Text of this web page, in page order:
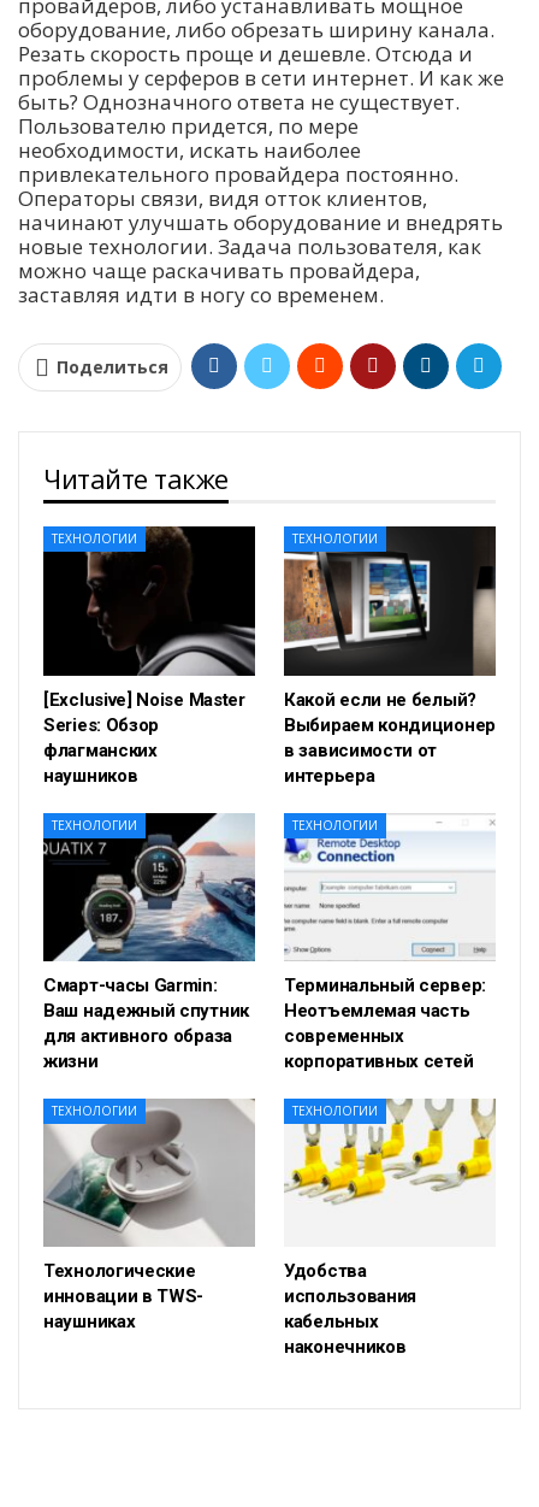
оборудование, либо обрезать ширину канала.
Резать скорость проще и дешевле. Отсюда и
проблемы у серферов в сети интернет. И как же
быть? Однозначного ответа не существует.
Пользователю придется, по мере
необходимости, искать наиболее
привлекательного провайдера постоянно.
Операторы связи, видя отток клиентов,
начинают улучшать оборудование и внедрять
новые технологии. Задача пользователя, как
можно чаще раскачивать провайдера,
заставляя идти в ногу со временем.
Поделиться
Читайте также
ТЕХНОЛОГИИ
[Exclusive] Noise Master
Series: Обзор
флагманских
наушников
ТЕХНОЛОГИИ
Какой если не белый?
Выбираем кондиционер
в зависимости от
интерьера
ТЕХНОЛОГИИ
Смарт-часы Garmin:
Ваш надежный спутник
для активного образа
жизни
ТЕХНОЛОГИИ
Терминальный сервер:
Неотъемлемая часть
современных
корпоративных сетей
ТЕХНОЛОГИИ
Технологические
инновации в TWS-
наушниках
ТЕХНОЛОГИИ
Удобства
использования
кабельных
наконечников